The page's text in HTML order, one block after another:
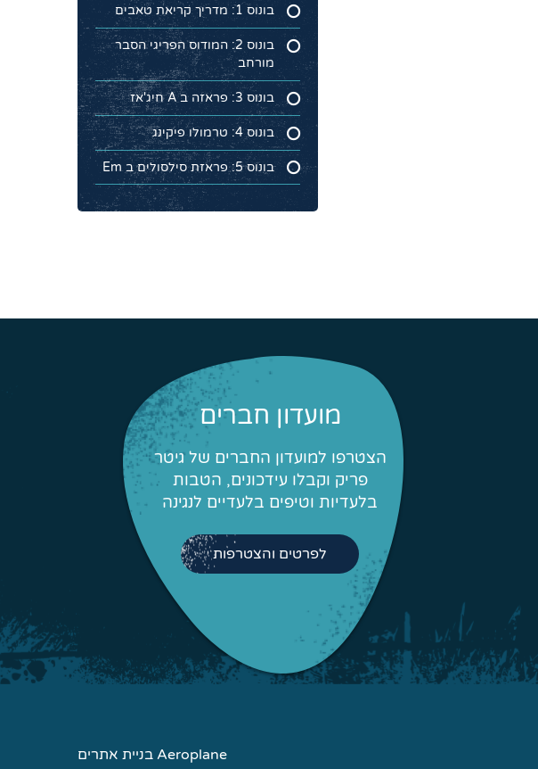
בונוס 1: מדריך קריאת טאבים
בונוס 2: המודוס הפריגי הסבר
מורחב
בונוס 3: פראזה ב A חיג'אז
בונוס 4: טרמולו פיקינג
בונוס 5: פראזת סילסולים ב Em
מועדון חברים
הצטרפו למועדון החברים של גיטר
פריק וקבלו עידכונים, הטבות
בלעדיות וטיפים בלעדיים לנגינה
לפרטים והצטרפות
Aeroplane בניית אתרים